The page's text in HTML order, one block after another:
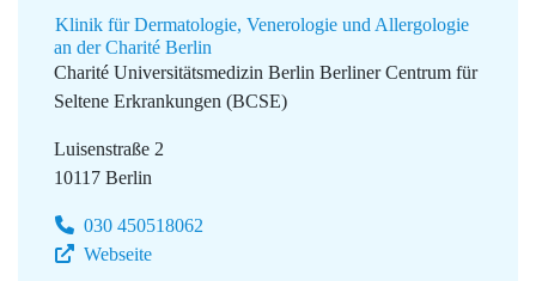
Klinik für Dermatologie, Venerologie und Allergologie
an der Charité Berlin
Charité Universitätsmedizin Berlin Berliner Centrum für
Seltene Erkrankungen (BCSE)
Luisenstraße 2
10117 Berlin
030 450518062
Webseite